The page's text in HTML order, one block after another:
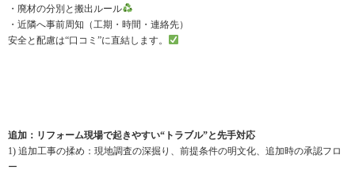
・廃材の分別と搬出ルール
・近隣へ事前周知（工期・時間・連絡先）
安全と配慮は“口コミ”に直結します。
追加：リフォーム現場で起きやすい“トラブル”と先手対応
1) 追加工事の揉め：現地調査の深掘り、前提条件の明文化、追加時の承認フロ
ー